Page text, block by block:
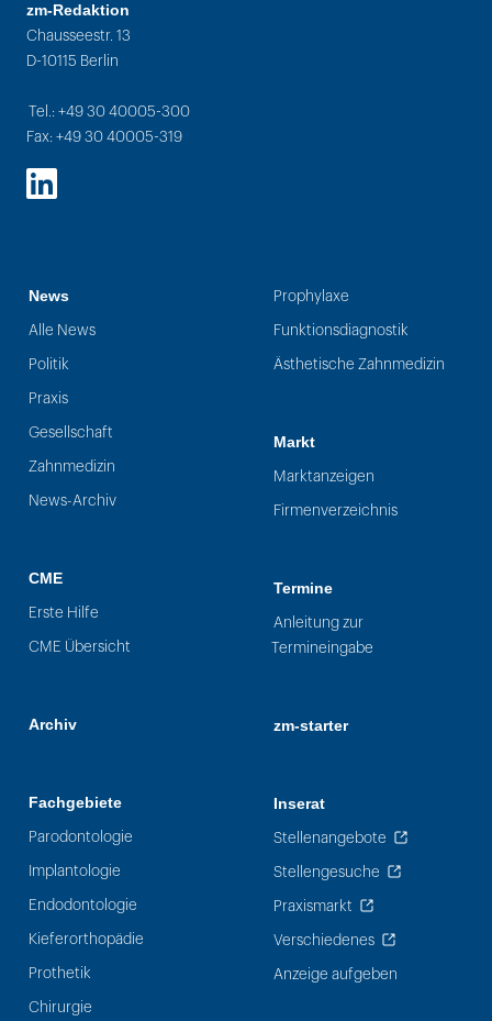
zm-Redaktion
Chausseestr. 13
D-10115 Berlin
Tel.: +49 30 40005-300
Fax: +49 30 40005-319
LinkedIn
News
Alle News
Politik
Praxis
Gesellschaft
Zahnmedizin
News-Archiv
CME
Erste Hilfe
CME Übersicht
Archiv
Fachgebiete
Parodontologie
Implantologie
Endodontologie
Kieferorthopädie
Prothetik
Chirurgie
Prophylaxe
Funktionsdiagnostik
Ästhetische Zahnmedizin
Markt
Marktanzeigen
Firmenverzeichnis
Termine
Anleitung zur
Termineingabe
zm-starter
Inserat
Stellenangebote
Stellengesuche
Praxismarkt
Verschiedenes
Anzeige aufgeben